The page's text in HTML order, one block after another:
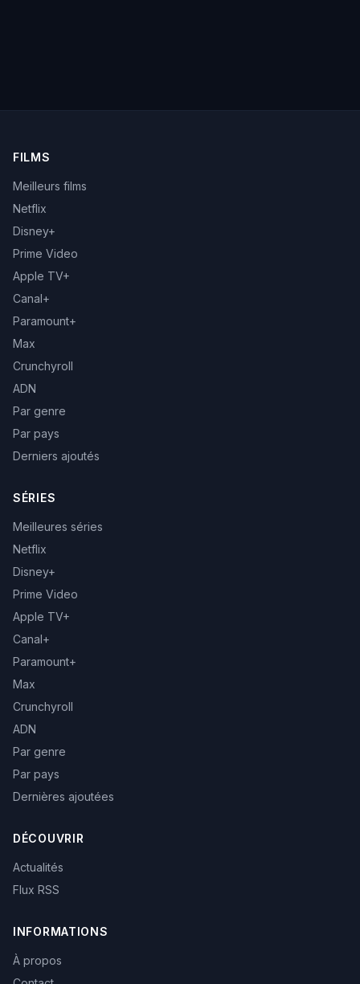
FILMS
Meilleurs films
Netflix
Disney+
Prime Video
Apple TV+
Canal+
Paramount+
Max
Crunchyroll
ADN
Par genre
Par pays
Derniers ajoutés
SÉRIES
Meilleures séries
Netflix
Disney+
Prime Video
Apple TV+
Canal+
Paramount+
Max
Crunchyroll
ADN
Par genre
Par pays
Dernières ajoutées
DÉCOUVRIR
Actualités
Flux RSS
INFORMATIONS
À propos